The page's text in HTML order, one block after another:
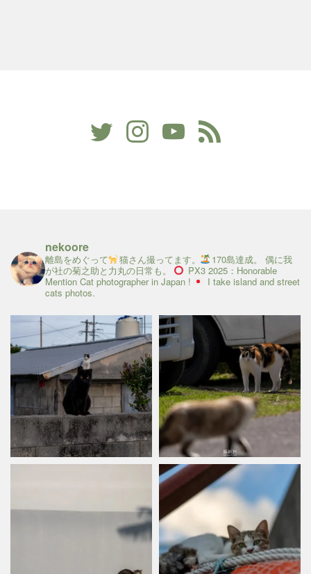
nekoore
離島をめぐって 猫さん撮ってます。 170島達成。
偶に我
が社の菊之助と力丸の日常も。
PX3 2025：Honorable
Mention Cat photographer in Japan !
I take island and street
cats photos.